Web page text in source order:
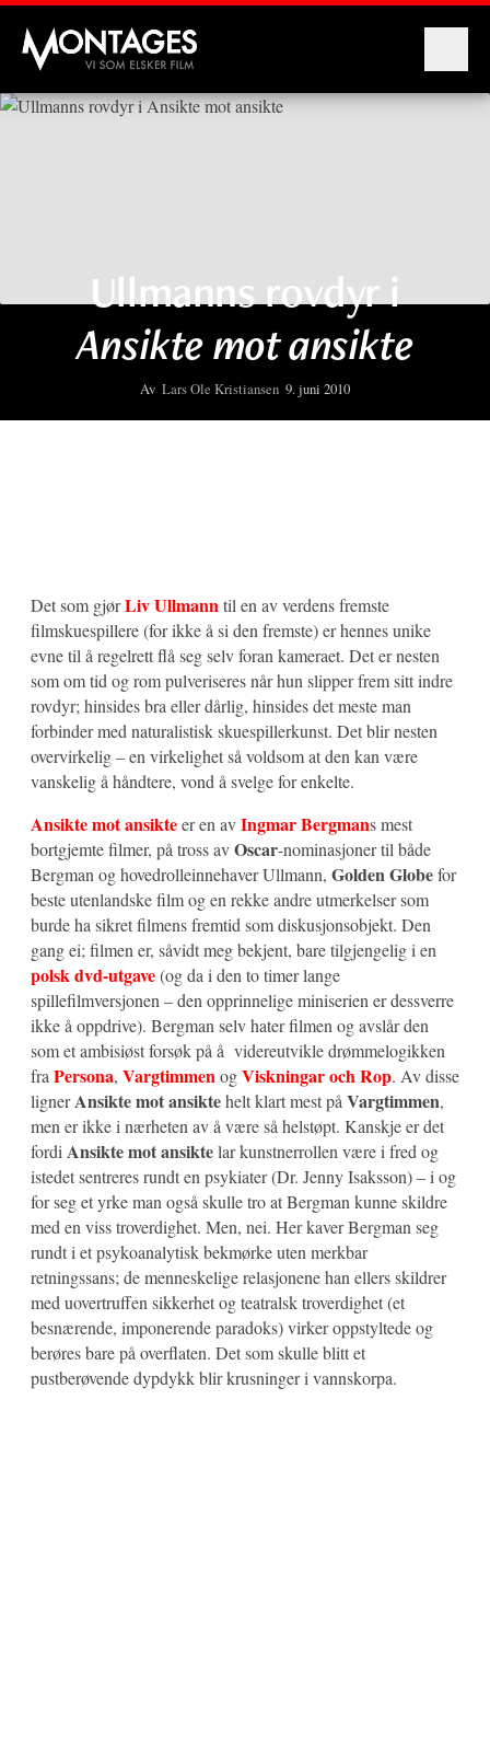
Montages
Ullmanns rovdyr i
Ansikte mot ansikte
Av Lars Ole Kristiansen 9. juni 2010
Det som gjørLiv Ullmanntil en av verdens fremste
filmskuespillere (for ikke å si den fremste) er hennes unike
evne til å regelrett flå seg selv foran kameraet. Det er nesten
som om tid og rom pulveriseres når hun slipper frem sitt indre
rovdyr; hinsides bra eller dårlig, hinsides det meste man
forbinder med naturalistisk skuespillerkunst. Det blir nesten
overvirkelig – en virkelighet så voldsom at den kan være
vanskelig å håndtere, vond å svelge for enkelte.
Ansikte mot ansikteer en avIngmar Bergmans mest
bortgjemte filmer, på tross avOscar-nominasjoner til både
Bergman og hovedrolleinnehaver Ullmann, Golden Globefor
beste utenlandske film og en rekke andre utmerkelser som
burde ha sikret filmens fremtid som diskusjonsobjekt. Den
gang ei; filmen er, såvidt meg bekjent, bare tilgjengelig i en
polsk dvd-utgave(og da i den to timer lange
spillefilmversjonen – den opprinnelige miniserien er dessverre
ikke å oppdrive). Bergman selv hater filmen og avslår den
som et ambisiøst forsøk på å videreutvikle drømmelogikken
fra Persona, VargtimmenogViskningar och Rop. Av disse
lignerAnsikte mot ansiktehelt klart mest på Vargtimmen,
men er ikke i nærheten av å være så helstøpt. Kanskje er det
fordi Ansikte mot ansiktelar kunstnerrollen være i fred og
istedet sentreres rundt en psykiater (Dr. Jenny Isaksson) – i og
for seg et yrke man også skulle tro at Bergman kunne skildre
med en viss troverdighet. Men, nei. Her kaver Bergman seg
rundt i et psykoanalytisk bekmørke uten merkbar
retningssans; de menneskelige relasjonene han ellers skildrer
med uovertruffen sikkerhet og teatralsk troverdighet (et
besnærende, imponerende paradoks) virker oppstyltede og
berøres bare på overflaten. Det som skulle blitt et
pustberøvende dypdykk blir krusninger i vannskorpa.